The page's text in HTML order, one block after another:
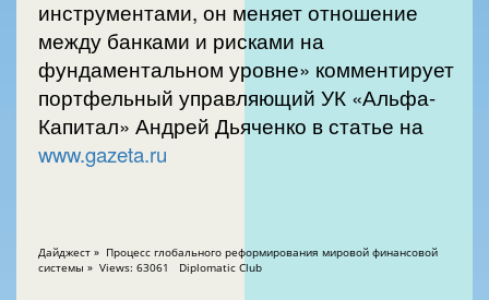
инструментами, он меняет отношение
между банками и рисками на
фундаментальном уровне» комментирует
портфельный управляющий УК «Альфа-
Капитал» Андрей Дьяченко в статье на
www.gazeta.ru
Дайджест » Процесс глобального реформирования мировой финансовой
системы » Views: 63061 Diplomatic Club